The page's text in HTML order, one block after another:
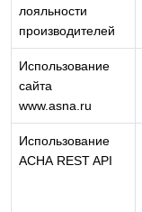
лояльности
производителей
Использование
сайта
www.asna.ru
Использование
АСНА REST API